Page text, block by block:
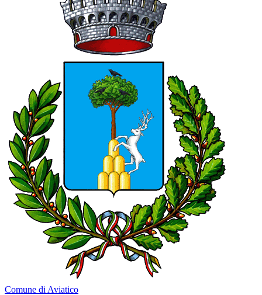
Comune di Aviatico